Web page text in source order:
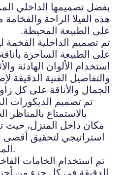
بفضل تصميمها الداخلي
هذه الفيلا الراحة والفخامة
على الطبيعة المحيطة.
تم تصميم الداخلية الفخمة
على الطبيعة الساحرة
استخدام الألوان الهادئة
والتفاصيل الفنية الدقيقة
الجمال والأناقة على كل
تم تصميم الديكورات
بالاستمتاع بالمناظر
مكان داخل المنزل، حيث
استراتيجي لتحقيق أقصى
المناظر الطبيعية الخلابة.
تم استخدام الخامات
الدقيقة في كل جزء من